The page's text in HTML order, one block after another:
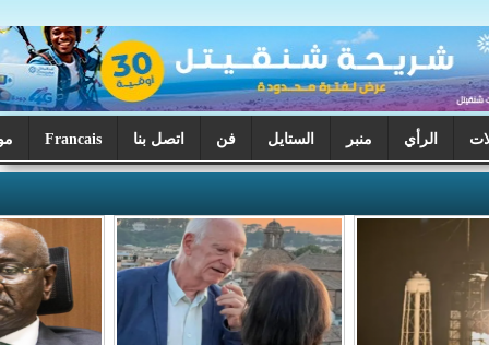
الستايل فن اتصل بنا Francais موريتانيا اليوم